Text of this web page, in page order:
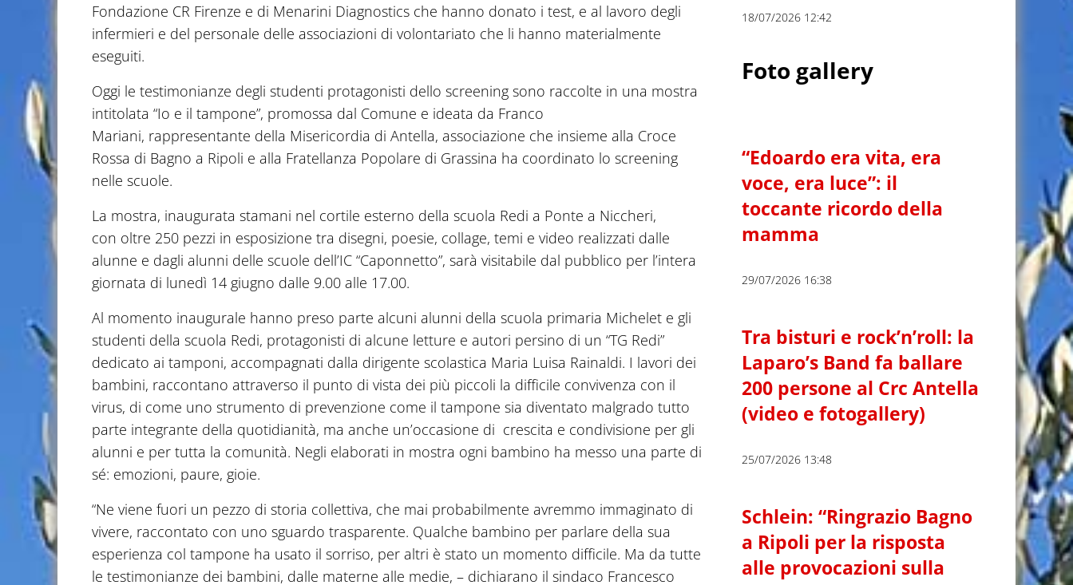
Fondazione CR Firenze e di Menarini Diagnostics che hanno donato i test, e al lavoro degli
infermieri e del personale delle associazioni di volontariato che li hanno materialmente
eseguiti.
Oggi le testimonianze degli studenti protagonisti dello screening sono raccolte in una mostra
intitolata “Io e il tampone”, promossa dal Comune e ideata da Franco
Mariani, rappresentante della Misericordia di Antella, associazione che insieme alla Croce
Rossa di Bagno a Ripoli e alla Fratellanza Popolare di Grassina ha coordinato lo screening
nelle scuole.
La mostra, inaugurata stamani nel cortile esterno della scuola Redi a Ponte a Niccheri,
con oltre 250 pezzi in esposizione tra disegni, poesie, collage, temi e video realizzati dalle
alunne e dagli alunni delle scuole dell’IC “Caponnetto”, sarà visitabile dal pubblico per l’intera
giornata di lunedì 14 giugno dalle 9.00 alle 17.00.
Al momento inaugurale hanno preso parte alcuni alunni della scuola primaria Michelet e gli
studenti della scuola Redi, protagonisti di alcune letture e autori persino di un “TG Redi”
dedicato ai tamponi, accompagnati dalla dirigente scolastica Maria Luisa Rainaldi. I lavori dei
bambini, raccontano attraverso il punto di vista dei più piccoli la difficile convivenza con il
virus, di come uno strumento di prevenzione come il tampone sia diventato malgrado tutto
parte integrante della quotidianità, ma anche un’occasione di crescita e condivisione per gli
alunni e per tutta la comunità. Negli elaborati in mostra ogni bambino ha messo una parte di
sé: emozioni, paure, gioie.
“Ne viene fuori un pezzo di storia collettiva, che mai probabilmente avremmo immaginato di
vivere, raccontato con uno sguardo trasparente. Qualche bambino per parlare della sua
esperienza col tampone ha usato il sorriso, per altri è stato un momento difficile. Ma da tutte
le testimonianze dei bambini, dalle materne alle medie, – dichiarano il sindaco Francesco
18/07/2026 12:42
Foto gallery
“Edoardo era vita, era
voce, era luce”: il
toccante ricordo della
mamma
29/07/2026 16:38
Tra bisturi e rock’n’roll: la
Laparo’s Band fa ballare
200 persone al Crc Antella
(video e fotogallery)
25/07/2026 13:48
Schlein: “Ringrazio Bagno
a Ripoli per la risposta
alle provocazioni sulla